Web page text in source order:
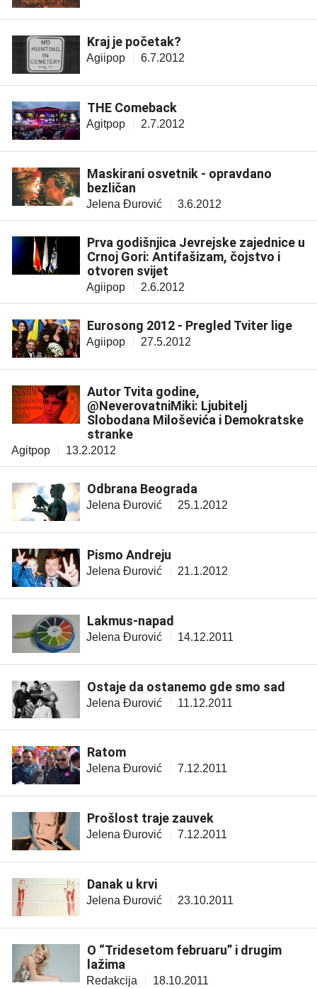
Kraj je početak?
Agiipop 6.7.2012
THE Comeback
Agitpop 2.7.2012
Maskirani osvetnik - opravdano
bezličan
Jelena Đurović 3.6.2012
Prva godišnjica Jevrejske zajednice u
Crnoj Gori: Antifašizam, čojstvo i
otvoren svijet
Agiipop 2.6.2012
Eurosong 2012 - Pregled Tviter lige
Agiipop 27.5.2012
Autor Tvita godine,
@NeverovatniMiki: Ljubitelj
Slobodana Miloševića i Demokratske
stranke
Agitpop 13.2.2012
Odbrana Beograda
Jelena Đurović 25.1.2012
Pismo Andreju
Jelena Đurović 21.1.2012
Lakmus-napad
Jelena Đurović 14.12.2011
Ostaje da ostanemo gde smo sad
Jelena Đurović 11.12.2011
Ratom
Jelena Đurović 7.12.2011
Prošlost traje zauvek
Jelena Đurović 7.12.2011
Danak u krvi
Jelena Đurović 23.10.2011
O “Tridesetom februaru” i drugim
lažima
Redakcija 18.10.2011